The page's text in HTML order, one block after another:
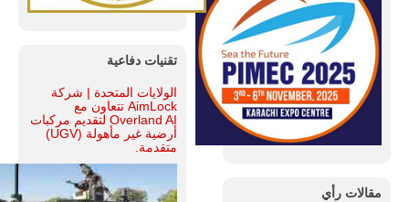
مقالات رأي
تقنيات دفاعية
الولايات المتحدة | شركة
AimLock تتعاون مع
Overland AI لتقديم مركبات
أرضية غير مأهولة (UGV)
متقدمة.